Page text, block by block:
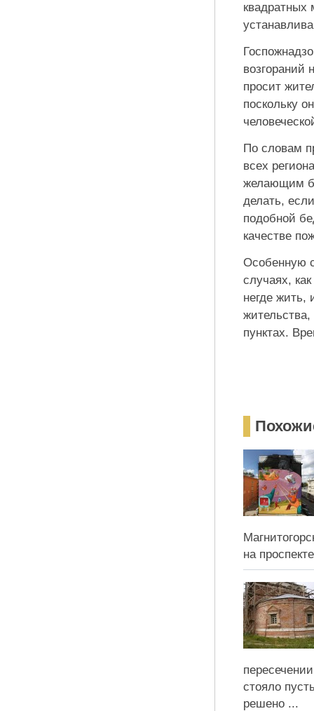
квадратных
возгораний
просит
поскольку
По словам
всех
желающим
делать,
подобной
качестве
Особенную
случаях,
негде жить,
пунктах.
на
стояло
решено ...